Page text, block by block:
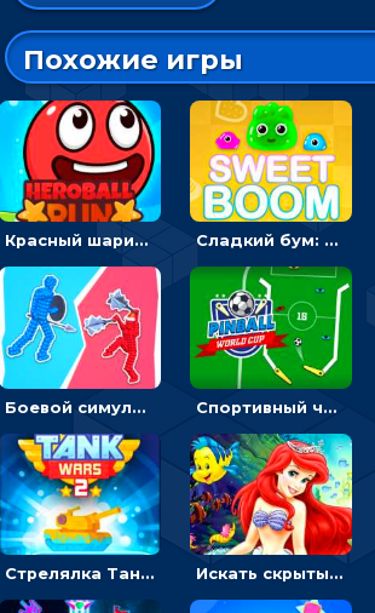
Похожие игры
Красный шарик-герой в бегах: прыгать, чтобы избегать препятствий Сладкий бум: тапнуть, чтобы взорвать желейки - головоломка
Боевой симулятор 3D: повтори позу рыцаря и победи врага Спортивный чемпионат по пейнтболу: ударять по ракеткам, чтобы забивать футбольный мяч в ворота
Стрелялка Танковые войны: бить по танку врага, чтобы уничтожить зло Искать скрытый алфавит на картинках с мультяшными героями - головоломка для детей